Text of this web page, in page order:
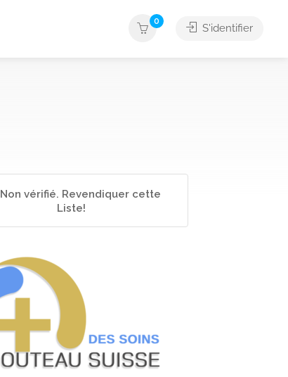
0
S'identifier
Non vérifié. Revendiquer cette
Liste!